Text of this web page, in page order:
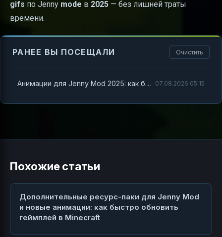
gifs по Jenny mode в 2025 — без лишней траты
времени.
РАНЕЕ ВЫ ПОСЕЩАЛИ Очистить
Анимации для Jenny Mod 2025: как быстро найти, установить и заставить их работать в Minecraft 07.08.2026 05:15
Похожие статьи
Дополнительные ресурс-паки для Jenny Mod
и новые анимации: как быстро обновить
геймплей в Minecraft